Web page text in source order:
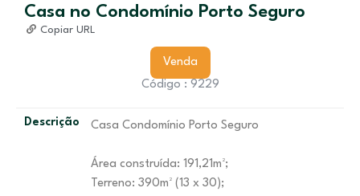
Casa no Condomínio Porto Seguro
Copiar URL
Venda
Código : 9229
Descrição Casa Condomínio Porto Seguro
Área construída: 191,21m²;
Terreno: 390m² (13 x 30);